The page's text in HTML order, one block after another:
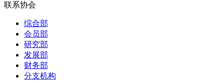
联系协会
综合部
会员部
研究部
发展部
财务部
分支机构